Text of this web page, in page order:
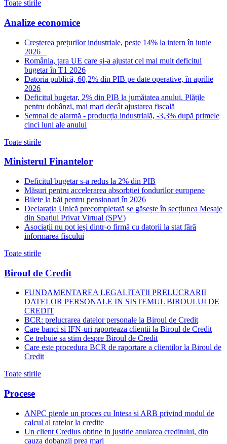
Toate stirile
Analize economice
Creșterea prețurilor industriale, peste 14% la intern în iunie
2026
România, țara UE care și-a ajustat cel mai mult deficitul
bugetar în T1 2026
Datoria publică, 60,2% din PIB pe date operative, în aprilie
2026
Deficitul bugetar, 2% din PIB la jumătatea anului. Plățile
pentru dobânzi, mai mari decât ajustarea fiscală
Semnal de alarmă - producția industrială, -3,3% după primele
cinci luni ale anului
Toate stirile
Ministerul Finantelor
Deficitul bugetar s-a redus la 2% din PIB
Măsuri pentru accelerarea absorbției fondurilor europene
Bilete la băi pentru pensionari în 2026
Declarația Unică precompletată se găsește în secțiunea Mesaje
din Spațiul Privat Virtual (SPV)
Asociații nu pot ieși dintr-o firmă cu datorii la stat fără
informarea fiscului
Toate stirile
Biroul de Credit
FUNDAMENTAREA LEGALITATII PRELUCRARII
DATELOR PERSONALE IN SISTEMUL BIROULUI DE
CREDIT
BCR: prelucrarea datelor personale la Biroul de Credit
Care banci si IFN-uri raporteaza clientii la Biroul de Credit
Ce trebuie sa stim despre Biroul de Credit
Care este procedura BCR de raportare a clientilor la Biroul de
Credit
Toate stirile
Procese
ANPC pierde un proces cu Intesa si ARB privind modul de
calcul al ratelor la credite
Un client Credius obtine in justitie anularea creditului, din
cauza dobanzii prea mari